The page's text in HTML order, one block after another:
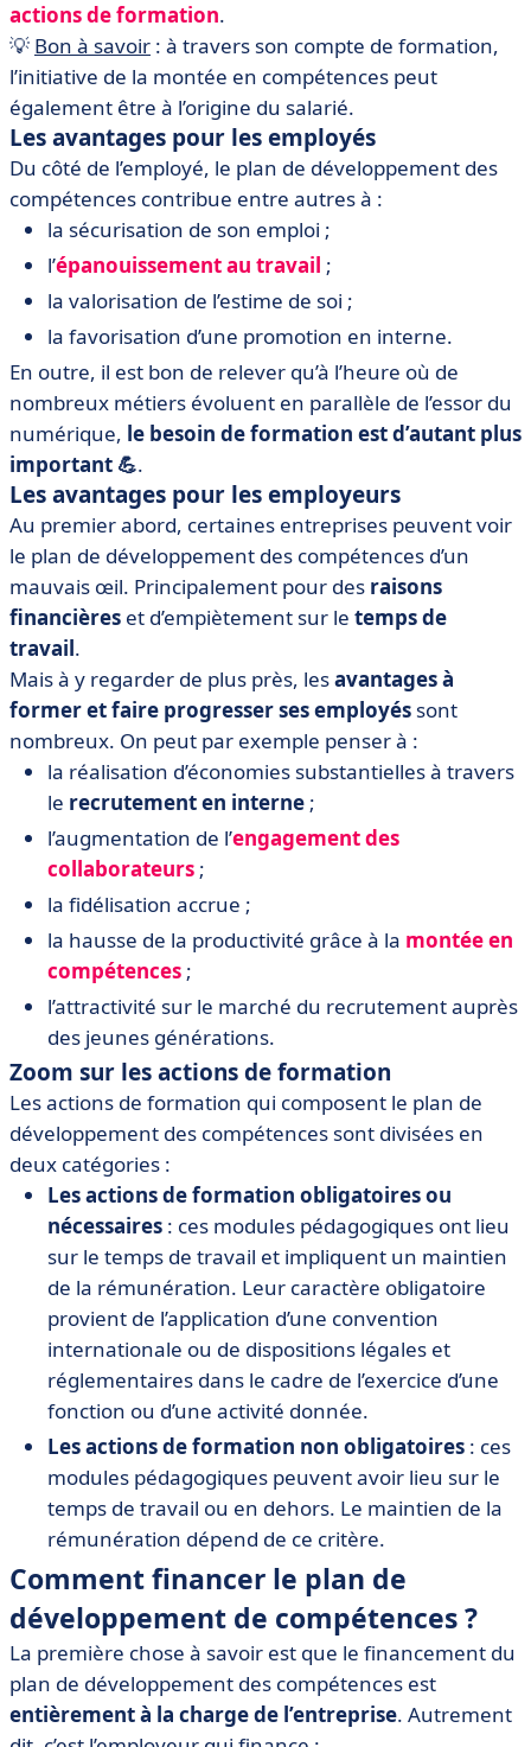
actions de formation.
💡 Bon à savoir : à travers son compte de formation,
l’initiative de la montée en compétences peut
également être à l’origine du salarié.
Les avantages pour les employés
Du côté de l’employé, le plan de développement des
compétences contribue entre autres à :
la sécurisation de son emploi ;
l’épanouissement au travail ;
la valorisation de l’estime de soi ;
la favorisation d’une promotion en interne.
En outre, il est bon de relever qu’à l’heure où de
nombreux métiers évoluent en parallèle de l’essor du
numérique, le besoin de formation est d’autant plus
important 💪.
Les avantages pour les employeurs
Au premier abord, certaines entreprises peuvent voir
le plan de développement des compétences d’un
mauvais œil. Principalement pour des raisons
financières et d’empiètement sur le temps de
travail.
Mais à y regarder de plus près, lesavantages à
former et faire progresser ses employés sont
nombreux. On peut par exemple penser à :
la réalisation d’économies substantielles à travers
le recrutement en interne ;
l’augmentation de l’engagement des
collaborateurs ;
la fidélisation accrue ;
la hausse de la productivité grâce à la montée en
compétences ;
l’attractivité sur le marché du recrutement auprès
des jeunes générations.
Zoom sur les actions de formation
Les actions de formation qui composent le plan de
développement des compétences sont divisées en
deux catégories :
Les actions de formation obligatoires ou
nécessaires : ces modules pédagogiques ont lieu
sur le temps de travail et impliquent un maintien
de la rémunération. Leur caractère obligatoire
provient de l’application d’une convention
internationale ou de dispositions légales et
réglementaires dans le cadre de l’exercice d’une
fonction ou d’une activité donnée.
Les actions de formation non obligatoires : ces
modules pédagogiques peuvent avoir lieu sur le
temps de travail ou en dehors. Le maintien de la
rémunération dépend de ce critère.
Comment financer le plan de
développement de compétences ?
La première chose à savoir est que le financement du
plan de développement des compétences est
entièrement à la charge de l’entreprise. Autrement